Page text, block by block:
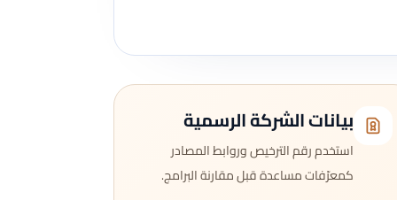
بيانات الشركة الرسمية
استخدم رقم الترخيص وروابط المصادر
كمعرّفات مساعدة قبل مقارنة البرامج.